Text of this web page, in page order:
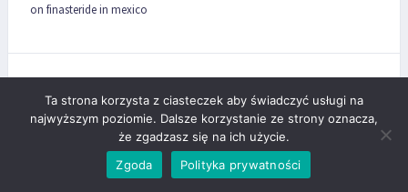
on finasteride in mexico
JustinGeoms
13 sierpnia 2025
Ta strona korzysta z ciasteczek aby świadczyć usługi na
najwyższym poziomie. Dalsze korzystanie ze strony oznacza,
że zgadzasz się na ich użycie.
Zgoda
Polityka prywatności